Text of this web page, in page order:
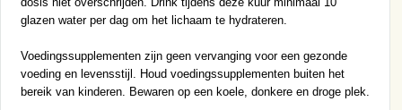
glazen water per dag om het lichaam te hydrateren.
Voedingssupplementen zijn geen vervanging voor een gezonde
voeding en levensstijl. Houd voedingssupplementen buiten het
bereik van kinderen. Bewaren op een koele, donkere en droge plek.